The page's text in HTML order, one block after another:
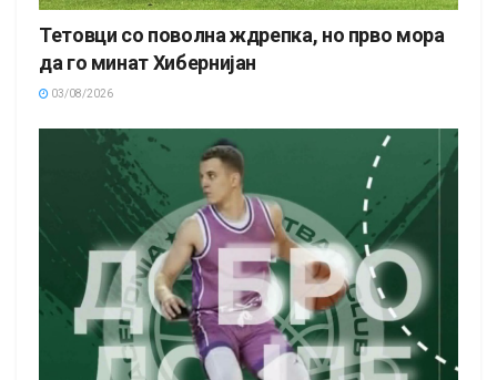
Тетовци со поволна ждрепка, но прво мора
да го минат Хибернијан
03/08/2026